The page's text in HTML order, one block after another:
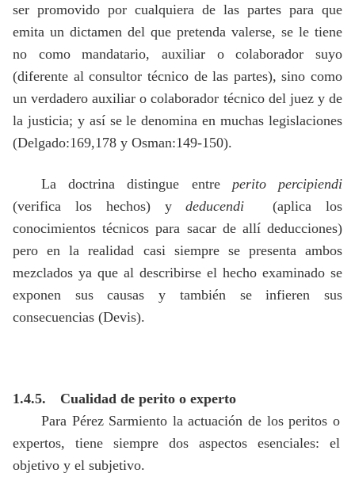
ser promovido por cualquiera de las partes para que
emita un dictamen del que pretenda valerse, se le tiene
no como mandatario, auxiliar o colaborador suyo
(diferente al consultor técnico de las partes), sino como
un verdadero auxiliar o colaborador técnico del juez y de
la justicia; y así se le denomina en muchas legislaciones
(Delgado:169,178 y Osman:149-150).
La doctrina distingue entre perito percipiendi
(verifica los hechos) ydeducendi
(aplica los
conocimientos técnicos para sacar de allí deducciones)
pero en la realidad casi siempre se presenta ambos
mezclados ya que al describirse el hecho examinado se
exponen sus causas y también se infieren sus
consecuencias (Devis).
1.4.5.
Cualidad de perito o experto
Para Pérez Sarmiento la actuación de los peritos o
expertos, tiene siempre dos aspectos esenciales: el
objetivo y el subjetivo.